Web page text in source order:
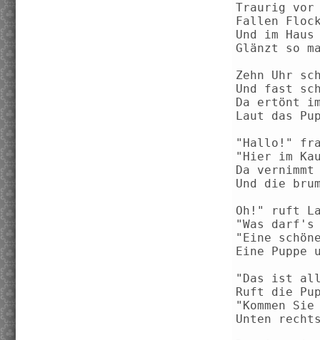
Traurig vor
Fallen
Und im Haus
Glänzt so
Zehn Uhr
Und fast
Da ertönt im
Laut das
"Hallo!"
"Hier im
Da
Und die
Oh!" ruft
"Was
"Eine
Eine Puppe
"Das ist
Ruft die
"Kommen
Unten